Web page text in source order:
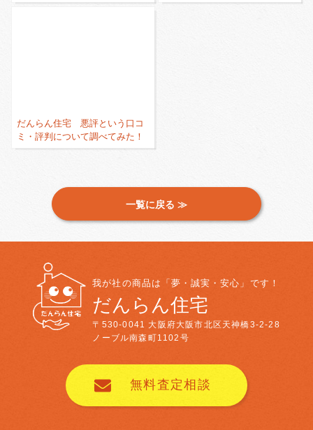
だんらん住宅 悪評という口コ
ミ・評判について調べてみた！
一覧に戻る ≫
我が社の商品は「夢・誠実・安心」です！
だんらん住宅
〒530-0041 大阪府大阪市北区天神橋3-2-28
ノーブル南森町1102号
無料査定相談